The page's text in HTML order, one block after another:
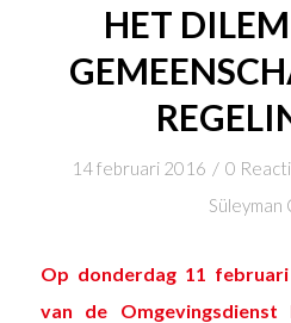
HET
14 februari 2016 / 0
Süleyman
Op donderdag 11
van de Omgevingsdienst